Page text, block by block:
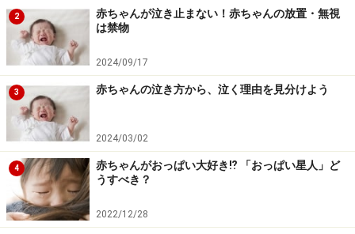
れようとするでしょう。
赤ちゃんは、口で物の硬さや形を確認します。「汚いか
ら！」と、やめさせないようにしましょう。赤ちゃんに
とっては、立派な発達のひとつなのです。誤飲の危険が
ないように、赤ちゃんの周りに小さくて、口にすっぽり
入りそうな物を置くことは、やめてください。
パパ、ママがわかるように！
2
赤ちゃんが泣き止まない！赤ちゃんの放置・無視
は禁物
2024/09/17
3 赤ちゃんの泣き方から、泣く理由を見分けよう
2024/03/02
4
赤ちゃんがおっぱい大好き⁉︎ 「おっぱい星人」ど
うすべき？
2022/12/28